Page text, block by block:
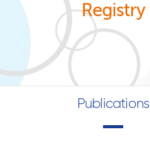
Registry
Publications